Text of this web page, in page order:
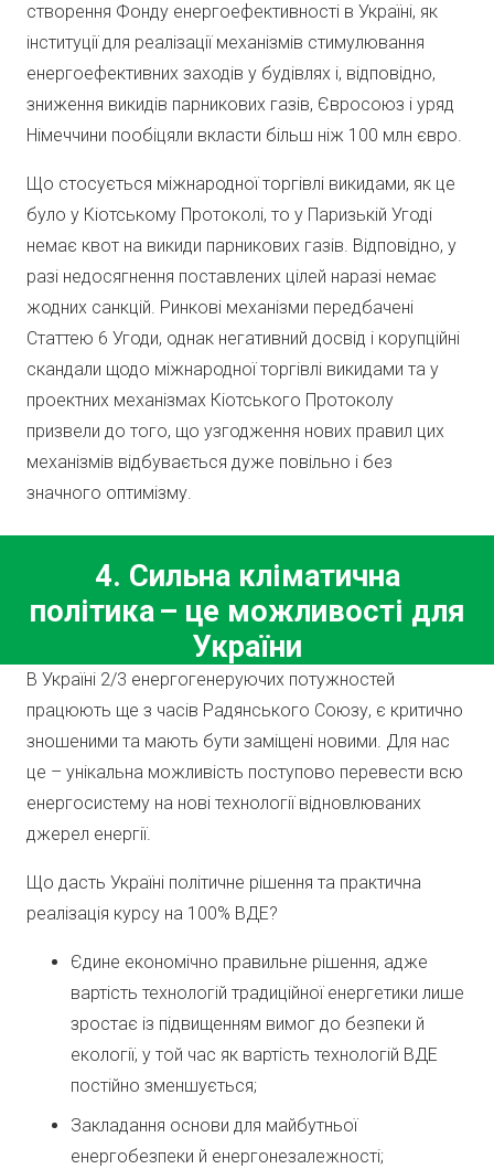
створення Фонду енергоефективності в Україні, як
інституції для реалізації механізмів стимулювання
енергоефективних заходів у будівлях і, відповідно,
зниження викидів парникових газів, Євросоюз і уряд
Німеччини пообіцяли вкласти більш ніж 100 млн євро.
Що стосується міжнародної торгівлі викидами, як це
було у Кіотському Протоколі, то у Паризькій Угоді
немає квот на викиди парникових газів. Відповідно, у
разі недосягнення поставлених цілей наразі немає
жодних санкцій. Ринкові механізми передбачені
Статтею 6 Угоди, однак негативний досвід і корупційні
скандали щодо міжнародної торгівлі викидами та у
проектних механізмах Кіотського Протоколу
призвели до того, що узгодження нових правил цих
механізмів відбувається дуже повільно і без
значного оптимізму.
4. Сильна кліматична
політика – це можливості для
України
В Україні 2/3 енергогенеруючих потужностей
працюють ще з часів Радянського Союзу, є критично
зношеними та мають бути заміщені новими. Для нас
це – унікальна можливість поступово перевести всю
енергосистему на нові технології відновлюваних
джерел енергії.
Що дасть Україні політичне рішення та практична
реалізація курсу на 100% ВДЕ?
Єдине економічно правильне рішення, адже
вартість технологій традиційної енергетики лише
зростає із підвищенням вимог до безпеки й
екології, у той час як вартість технологій ВДЕ
постійно зменшується;
Закладання основи для майбутньої
енергобезпеки й енергонезалежності;